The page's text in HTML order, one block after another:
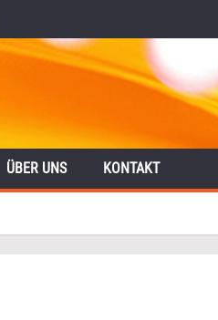
ÜBER UNS KONTAKT